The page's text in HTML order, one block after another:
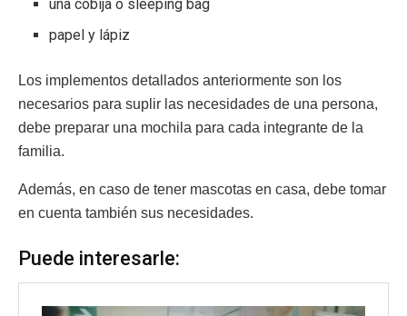
una cobija o sleeping bag
papel y lápiz
Los implementos detallados anteriormente son los
necesarios para suplir las necesidades de una persona,
debe preparar una mochila para cada integrante de la
familia.
Además, en caso de tener mascotas en casa, debe tomar
en cuenta también sus necesidades.
Puede interesarle: